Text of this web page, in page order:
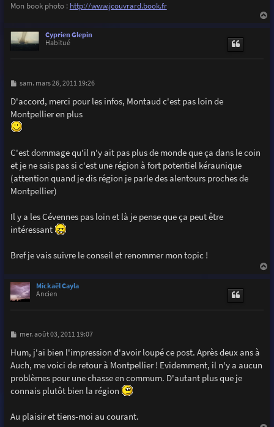
Mon book photo : http://www.jcouvrard.book.fr
Cyprien Glepin
Habitué
M
s
s
a
g
e
sam. mars 26, 2011 19:26
D'accord, merci pour les infos, Montaud c'est pas loin de
Montpellier en plus
C'est dommage qu'il n'y ait pas plus de monde que ça dans le coin
et je ne sais pas si c'est une région à fort potentiel kéraunique
(attention quand je dis région je parle des alentours proches de
Montpellier)
Il y a les Cévennes pas loin et là je pense que ça peut être
intéressant
Bref je vais suivre le conseil et renommer mon topic !
Mickaël Cayla
Ancien
M
s
s
a
e
mer. août 03, 2011 19:07
Hum, j'ai bien l'impression d'avoir loupé ce post. Après deux ans à
Auch, me voici de retour à Montpellier ! Evidemment, il n'y a aucun
problèmes pour une chasse en commum. D'autant plus que je
connais plutôt bien la région
Au plaisir et tiens-moi au courant.